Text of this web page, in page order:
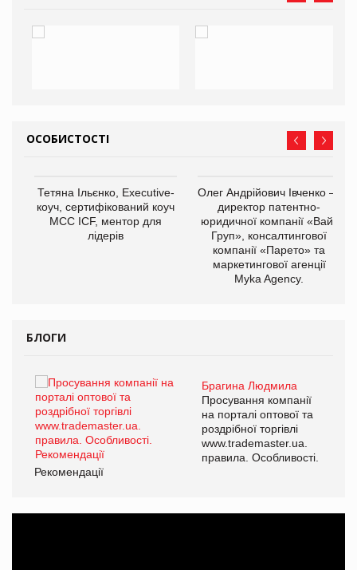
ОСОБИСТОСТІ
Тетяна Ільєнко, Executive-
коуч, сертифікований коуч
МСС ICF, ментор для
лідерів
Олег Андрійович Івченко —
директор патентно-
юридичної компанії «Вайз
Груп», консалтингової
компанії «Парето» та
маркетингової агенції
Myka Agency.
БЛОГИ
Брагина Людмила
Просування компанії
на порталі оптової та
роздрібної торгівлі
www.trademaster.ua.
правила. Особливості.
Рекомендації